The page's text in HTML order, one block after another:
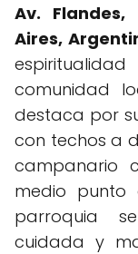
Av. Flandes,
Aires,
comunidad
destaca por
con techos a
campanario
medio punto
parroquia
cuidada y